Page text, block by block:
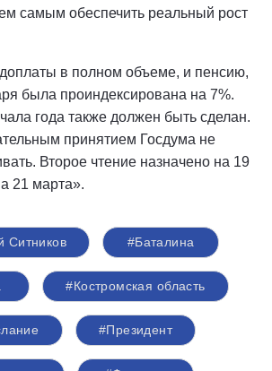
самым обеспечить реальный рост
в полном объеме, и пенсию,
была проиндексирована на 7%.
года также должен быть сделан.
принятием Госдума не
Второе чтение назначено на 19
21 марта».
Ситников #Баталина
#Костромская область
#Президент